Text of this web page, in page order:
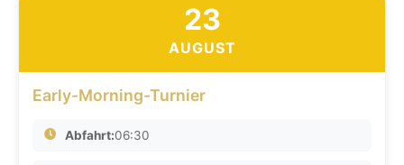
23
AUGUST
Early-Morning-Turnier
Abfahrt:06:30